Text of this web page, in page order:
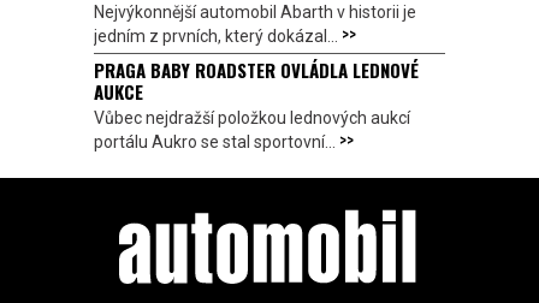
Nejvýkonnější automobil Abarth v historii je
jedním z prvních, který dokázal... >>
PRAGA BABY ROADSTER OVLÁDLA LEDNOVÉ
AUKCE
Vůbec nejdražší položkou lednových aukcí
portálu Aukro se stal sportovní... >>